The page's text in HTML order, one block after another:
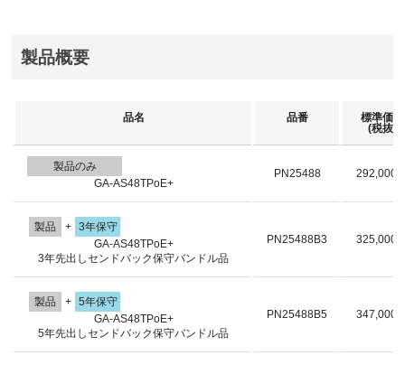
製品概要
品名 品番
標準価格
(税抜)
製品のみ
GA-AS48TPoE+
PN25488 292,000
製品 + 3年保守
GA-AS48TPoE+
3年先出しセンドバック保守バンドル品
PN25488B3 325,000
製品 + 5年保守
GA-AS48TPoE+
5年先出しセンドバック保守バンドル品
PN25488B5 347,000